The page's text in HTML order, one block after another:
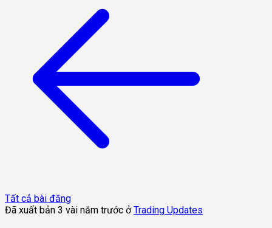
Tất cả bài đăng
Đã xuất bản 3 vài năm trước ở Trading Updates